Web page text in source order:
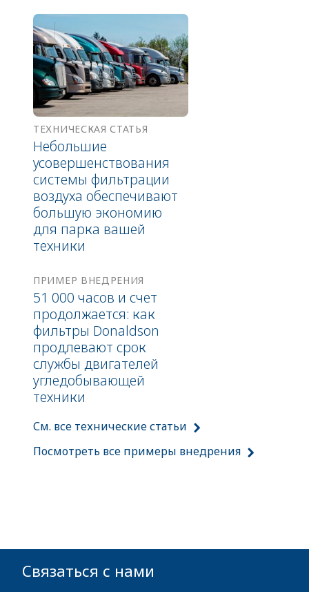
ТЕХНИЧЕСКАЯ СТАТЬЯ
Небольшие
усовершенствования
системы фильтрации
воздуха обеспечивают
большую экономию
для парка вашей
техники
ПРИМЕР ВНЕДРЕНИЯ
51 000 часов и счет
продолжается: как
фильтры Donaldson
продлевают срок
службы двигателей
угледобывающей
техники
См. все технические статьи
Посмотреть все примеры внедрения
Связаться с нами